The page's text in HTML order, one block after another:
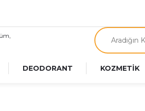
DEODORANT KOZMETİK